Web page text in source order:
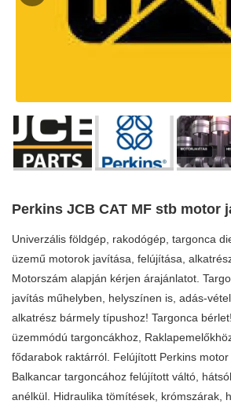
Perkins JCB CAT MF stb motor
Univerzális földgép, rakodógép, targonca
üzemű motorok javítása, felújítása,
Motorszám alapján kérjen árajánlatot.
javítás műhelyben, helyszínen is, adás-
alkatrész bármely típushoz! Targonca
üzemmódú targoncákhoz,
fődarabok raktárról. Felújított Perkins motor
Balkancar targoncához felújított váltó,
anélkül. Hidraulika tömítések, krómszárak,